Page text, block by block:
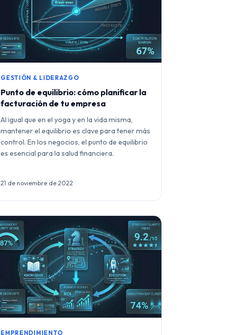
GESTIÓN & LIDERAZGO
Punto de equilibrio: cómo planificar la
facturación de tu empresa
Al igual que en el yoga y en la vida misma,
mantener el equilibrio es clave para tener más
control. En los negocios, el punto de equilibrio
es esencial para la salud financiera.
21 de noviembre de 2022
EMPRENDIMIENTO